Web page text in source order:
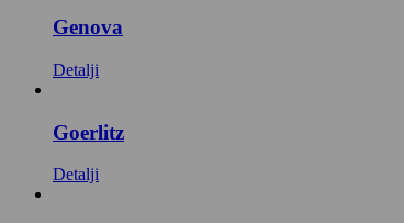
Genova
Detalji
Goerlitz
Detalji